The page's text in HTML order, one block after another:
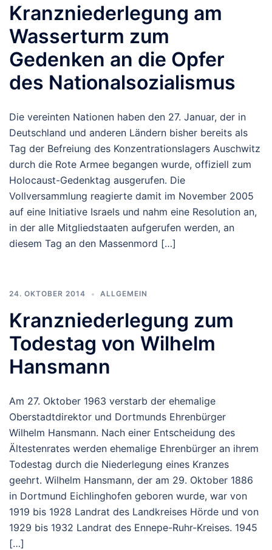
Kranzniederlegung am
Wasserturm zum
Gedenken an die Opfer
des Nationalsozialismus
Die vereinten Nationen haben den 27. Januar, der in
Deutschland und anderen Ländern bisher bereits als
Tag der Befreiung des Konzentrationslagers Auschwitz
durch die Rote Armee begangen wurde, offiziell zum
Holocaust-Gedenktag ausgerufen. Die
Vollversammlung reagierte damit im November 2005
auf eine Initiative Israels und nahm eine Resolution an,
in der alle Mitgliedstaaten aufgerufen werden, an
diesem Tag an den Massenmord […]
24. OKTOBER 2014 ALLGEMEIN
Kranzniederlegung zum
Todestag von Wilhelm
Hansmann
Am 27. Oktober 1963 verstarb der ehemalige
Oberstadtdirektor und Dortmunds Ehrenbürger
Wilhelm Hansmann. Nach einer Entscheidung des
Ältestenrates werden ehemalige Ehrenbürger an ihrem
Todestag durch die Niederlegung eines Kranzes
geehrt. Wilhelm Hansmann, der am 29. Oktober 1886
in Dortmund Eichlinghofen geboren wurde, war von
1919 bis 1928 Landrat des Landkreises Hörde und von
1929 bis 1932 Landrat des Ennepe-Ruhr-Kreises. 1945
[…]